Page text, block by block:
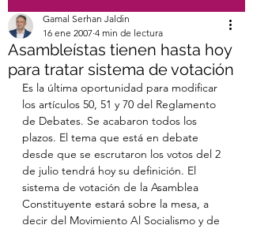
Asambleístas tienen hasta hoy
para tratar sistema de votación
Gamal Serhan Jaldin
16 ene 2007 4 min de lectura
Es la última oportunidad para modificar
los artículos 50, 51 y 70 del Reglamento
de Debates. Se acabaron todos los
plazos. El tema que está en debate
desde que se escrutaron los votos del 2
de julio tendrá hoy su definición. El
sistema de votación de la Asamblea
Constituyente estará sobre la mesa, a
decir del Movimiento Al Socialismo y de